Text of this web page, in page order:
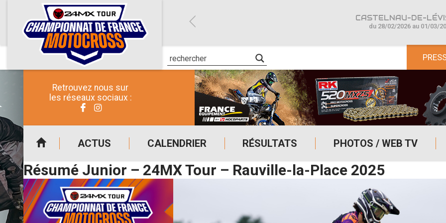
Retrouvez nous sur
les réseaux sociaux :
ACTUS CALENDRIER RÉSULTATS PHOTOS / WEB TV
CASTELNAU-DE-
du 28/02/2026 au 01/03/
Résumé Junior – 24MX Tour – Rauville-la-Place 2025